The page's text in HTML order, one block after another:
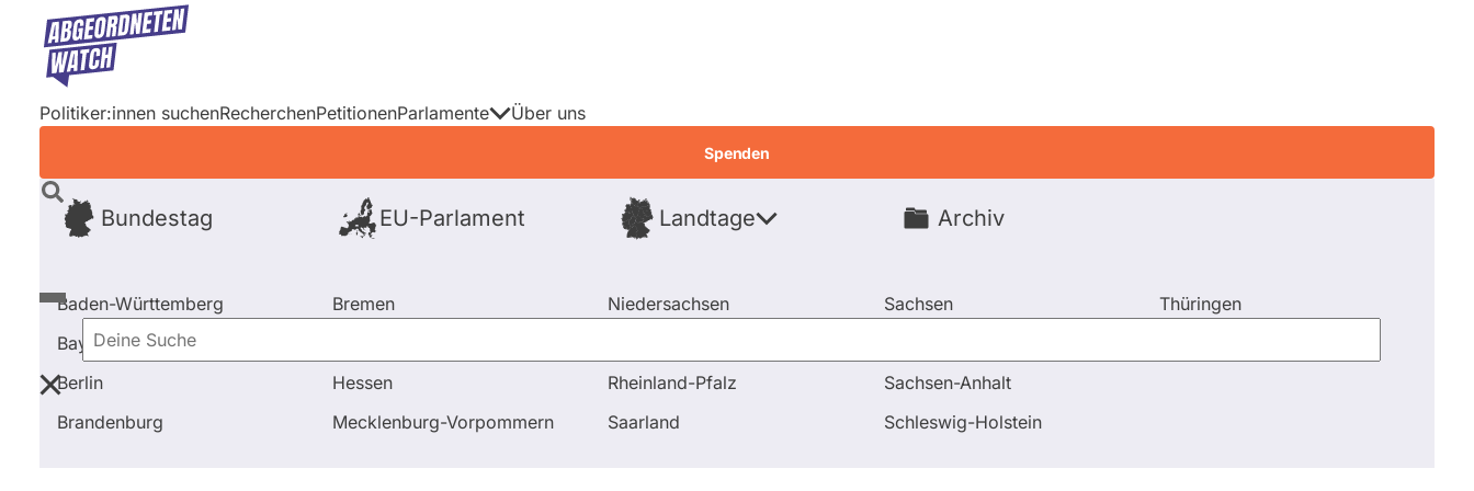
Direkt
Inhalt
Politiker:innen suchenRecherchenPetitionenParlamente
Bundestag EU-Parlament Landtage
Baden-Württemberg
Bayern
Berlin
Brandenburg
Bremen
Hessen
Mecklenburg-Vorpommern
Niedersachsen
Rheinland-Pfalz
Saarland
Sachsen
Sachsen-Anhalt
Schleswig-Holstein
Thüringen
Archiv
Über uns
Spenden
Deine
Suche
Startseite Frage stellen Tobias Teich